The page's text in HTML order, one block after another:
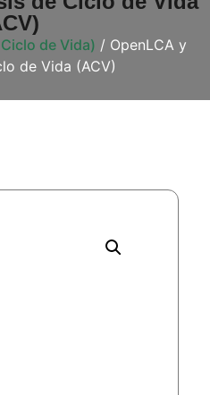
de Vida) / OpenLCA y
de Vida (ACV)